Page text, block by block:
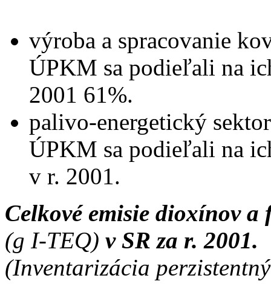
výroba a spracovanie
ÚPKM sa podieľali na
2001 61%.
palivo-energetický
ÚPKM sa podieľali na
v r. 2001.
Celkové emisie dioxínov
(g I-TEQ) v SR za r. 2001.
(Inventarizácia